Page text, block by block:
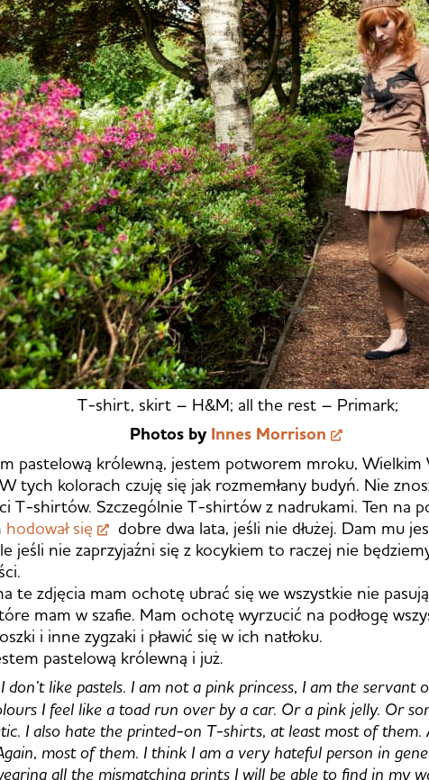
T-shirt, skirt – H&M; all the rest – Primark;
Photos by Innes Morrison
pastelową królewną, jestem potworem mroku, Wielkim
tych kolorach czuję się jak rozmemłany budyń. Nie
T-shirtów. Szczególnie T-shirtów z nadrukami. Ten na
hodował się
dobre dwa lata, jeśli nie dłużej. Dam mu
jeśli nie zaprzyjaźni się z kocykiem to raczej nie
te zdjęcia mam ochotę ubrać się we wszystkie nie
mam w szafie. Mam ochotę wyrzucić na podłogę
i inne zygzaki i pławić się w ich natłoku.
pastelową królewną i już.
I don’t like pastels. I am not a pink princess, I am the servant
I feel like a toad run over by a car. Or a pink jelly. Or
I also hate the printed-on T-shirts, at least most of them.
most of them. I think I am a very hateful person in
all the mismatching prints I will be able to find in my